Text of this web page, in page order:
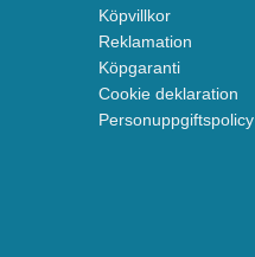
Köpvillkor
Reklamation
Köpgaranti
Cookie deklaration
Personuppgiftspolicy